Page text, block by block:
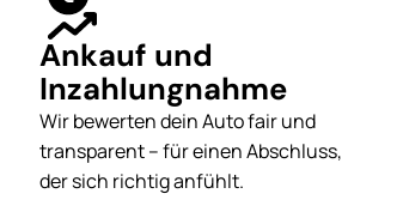
Ankauf und
Inzahlungnahme
Wir bewerten dein Auto fair und
transparent – für einen Abschluss,
der sich richtig anfühlt.